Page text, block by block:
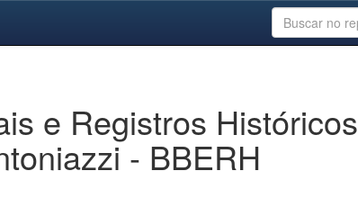
e Registros Históricos
- BBERH